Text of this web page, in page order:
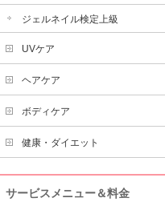
ジェルネイル検定上級
UVケア
ヘアケア
ボディケア
健康・ダイエット
サービスメニュー＆料金